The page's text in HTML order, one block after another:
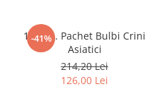
-41%
18 buc. Pachet Bulbi Crini
Asiatici
214,20 Lei
126,00 Lei